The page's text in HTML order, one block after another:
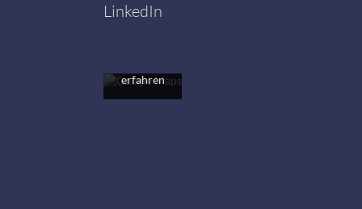
LinkedIn
Sie die
erfahren